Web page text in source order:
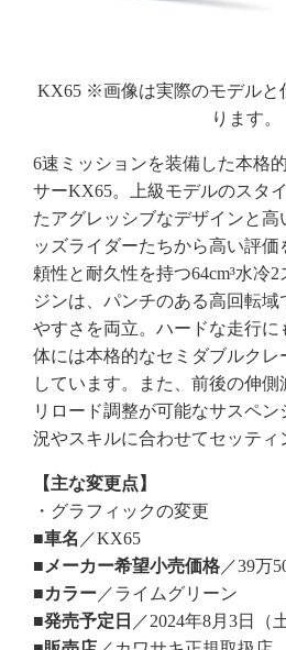
KX65 ※画像は実際のモデルと
ります。
6速ミッションを装備した本格
サーKX65。上級モデルのスタ
たアグレッシブなデザインと高
ッズライダーたちから高い評
頼性と耐久性を持つ64cm³水冷
ジンは、パンチのある高回転
やすさを両立。ハードな走行
体には本格的なセミダブルクレ
しています。また、前後の伸
リロード調整が可能なサスペ
況やスキルに合わせてセッティ
【主な変更点】
・グラフィックの変更
■車名 ／KX65
■メーカー希望小売価格 ／39万
■カラー ／ライムグリーン
■発売予定日 ／2024年8月3日（土